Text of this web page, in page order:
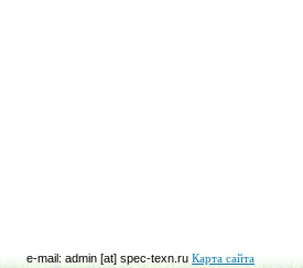
e-mail: admin [at] spec-texn.ru Карта сайта